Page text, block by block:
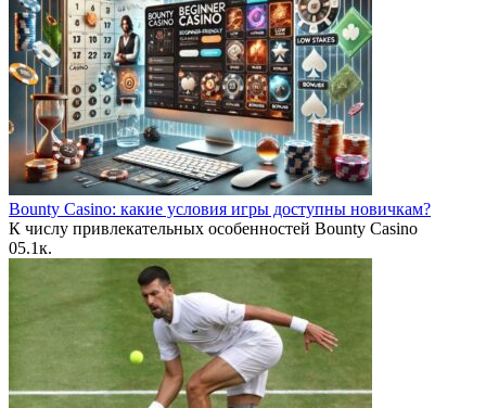
Bounty Casino: какие условия игры доступны новичкам?
К числу привлекательных особенностей Bounty Casino
05.1к.